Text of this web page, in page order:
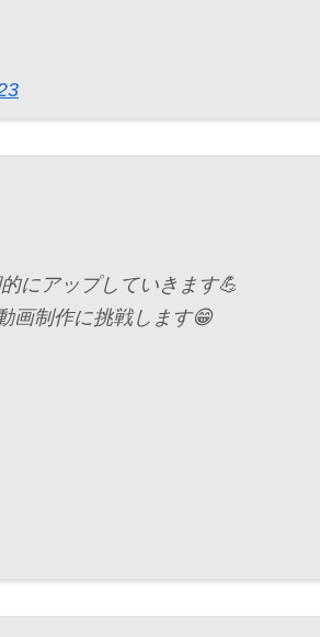
にアップしていきます💪
画制作に挑戦します😁